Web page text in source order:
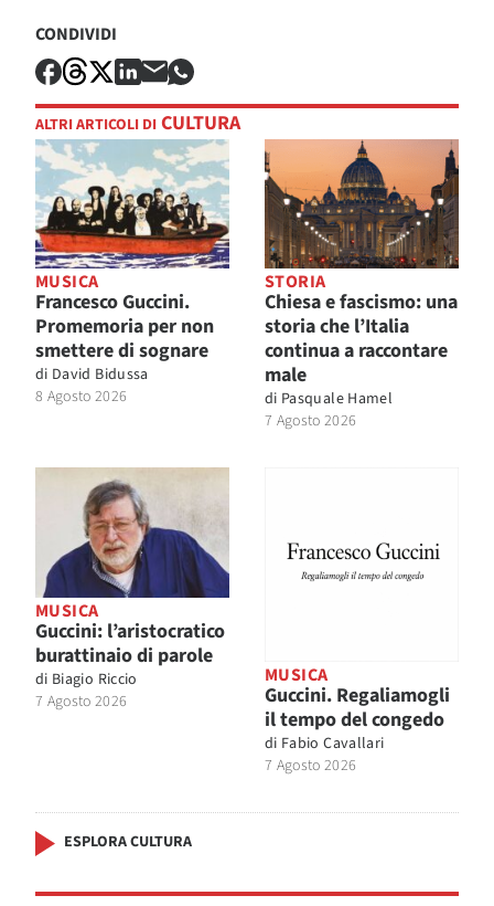
CONDIVIDI
ALTRI ARTICOLI DI CULTURA
MUSICA
Francesco Guccini.
Promemoria per non
smettere di sognare
di David Bidussa
8 Agosto 2026
STORIA
Chiesa e fascismo: una
storia che l’Italia
continua a raccontare
male
di Pasquale Hamel
7 Agosto 2026
MUSICA
Guccini: l’aristocratico
burattinaio di parole
di Biagio Riccio
7 Agosto 2026
MUSICA
Guccini. Regaliamogli
il tempo del congedo
di Fabio Cavallari
7 Agosto 2026
ESPLORA CULTURA